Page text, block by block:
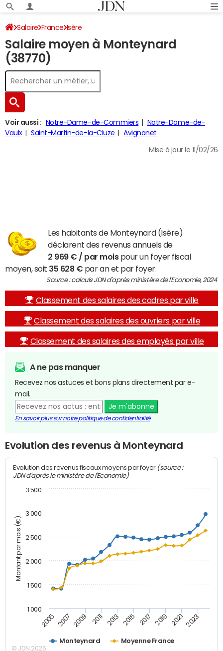
Salaire France Isère
Salaire moyen à Monteynard
(38770)
Voir aussi : Notre-Dame-de-Commiers
Notre-Dame-de-
Vaulx
Saint-Martin-de-la-Cluze Avignonet
Mise à jour le 11/02/26
Les habitants de Monteynard (Isère)
déclarent des revenus annuels de
2 969 € / par moispour un foyer fiscal
moyen, soit 35 628 € par an et par foyer.
Source : calculs JDN d'après ministère de l'Economie, 2024
Classement des salaires des cadres par ville
Classement des salaires des ouvriers par ville
Classement des salaires des employés par ville
A ne pas manquer
Recevez nos astuces et bons plans directement par e-
mail.
Je m'abonne
En savoir plus sur notre politique de confidentialité
Evolution des revenus à Monteynard
Montant par mois (€)
Evolution des revenus fiscaux moyens par foyer (source :
JDN d'après le ministère de l'Economie)
Monteynard Moyenne France
2005 2007 2009 2011 2013 2015 2017 2019 2021 2023
1 000
1 500
2 000
2 500
3 000
3 500
© JDN 2026